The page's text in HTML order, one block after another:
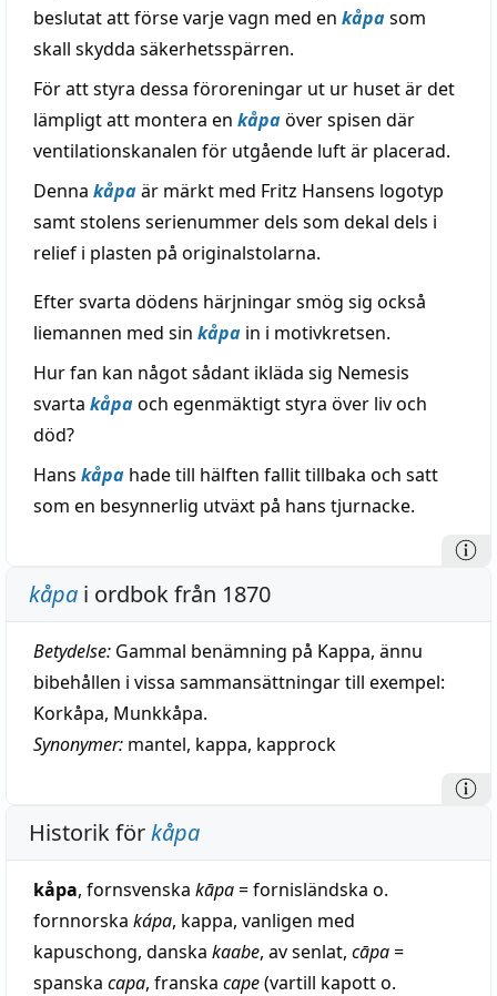
beslutat att förse varje vagn med en kåpasom
skall skydda säkerhetsspärren.
För att styra dessa föroreningar ut ur huset är det
lämpligt att montera en kåpaöver spisen där
ventilationskanalen för utgående luft är placerad.
Denna kåpaär märkt med Fritz Hansens logotyp
samt stolens serienummer dels som dekal dels i
relief i plasten på originalstolarna.
Efter svarta dödens härjningar smög sig också
liemannen med sin kåpa in i motivkretsen.
Hur fan kan något sådant ikläda sig Nemesis
svarta kåpaoch egenmäktigt styra över liv och
död?
Hans kåpa hade till hälften fallit tillbaka och satt
som en besynnerlig utväxt på hans tjurnacke.
kåpa i ordbok från 1870
Betydelse: Gammal benämning på Kappa, ännu
bibehållen i vissa sammansättningar till exempel:
Korkåpa, Munkkåpa.
Synonymer: mantel, kappa, kapprock
Historik förkåpa
kåpa, fornsvenska kāpa= fornisländska o.
fornnorska kápa, kappa, vanligen med
kapuschong, danska kaabe, av senlat, cāpa=
spanska capa, franska cape(vartill kapott o.